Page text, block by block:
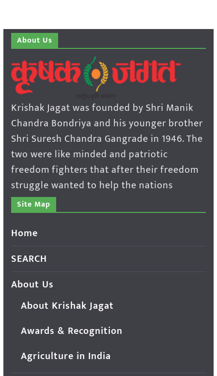
About Us
Krishak Jagat was founded by Shri Manik
Chandra Bondriya and his younger brother
Shri Suresh Chandra Gangrade in 1946. The
two were like minded and patriotic
freedom fighters that after their freedom
struggle wanted to help the nations
Site Map
Home
SEARCH
About Us
About Krishak Jagat
Awards & Recognition
Agriculture in India